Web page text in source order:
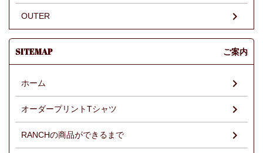
OUTER
SITEMAP ご案内
ホーム
オーダープリントTシャツ
RANCHの商品ができるまで